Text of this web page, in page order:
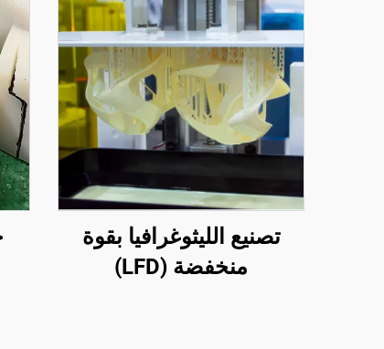
تصنيع الليثوغرافيا بقوة
منخفضة (LFD)